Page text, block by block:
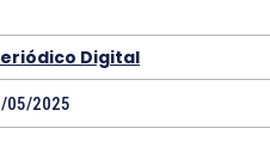
Digital
05/2025